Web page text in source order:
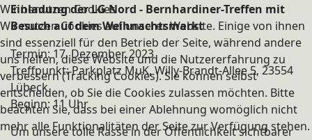
Einladung der LG Nord - Bernhardiner-Treffen mit
Besuch auf dem Weihnachtsmarkt
Termin: 17. Dezember 2023
Treffpunkt: Parkplatz MuK, Willy-Brandt-Allee 5, 23554
Lübeck
Beginn: 11 Uhr
Um unsere tolle Rasse in der Öffentlichkeit sichtbarer
Wir benutzen Cookies
Wir nutzen Cookies auf unserer Website. Einige von ihnen
sind essenziell für den Betrieb der Seite, während andere
uns helfen, diese Website und die Nutzererfahrung zu
verbessern (Tracking Cookies). Sie können selbst
entscheiden, ob Sie die Cookies zulassen möchten. Bitte
beachten Sie, dass bei einer Ablehnung womöglich nicht
mehr alle Funktionalitäten der Seite zur Verfügung stehen.